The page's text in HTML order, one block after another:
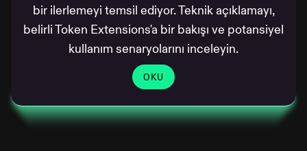
bir ilerlemeyi temsil ediyor. Teknik açıklamayı,
belirli Token Extensions'a bir bakışı ve potansiyel
kullanım senaryolarını inceleyin.
OKU